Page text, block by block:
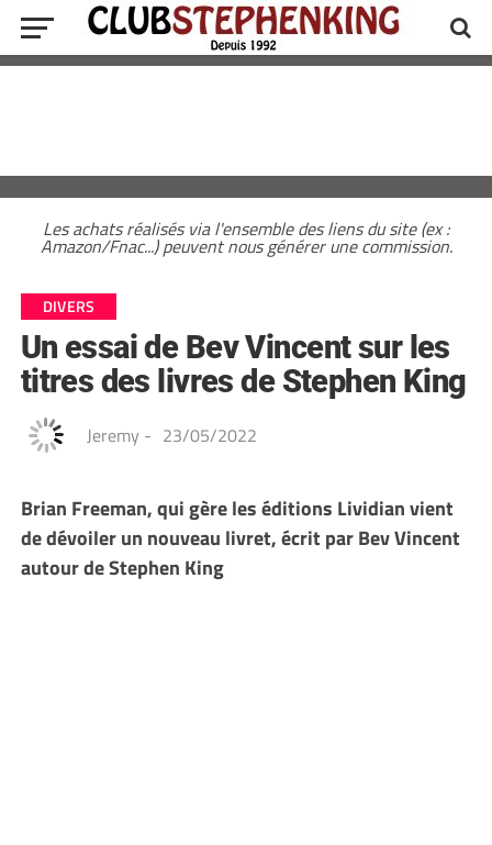
Les achats réalisés via l'ensemble des liens du site (ex :
Amazon/Fnac...) peuvent nous générer une commission.
DIVERS
Un essai de Bev Vincent sur les
titres des livres de Stephen King
Jeremy - 23/05/2022
Brian Freeman, qui gère les éditions Lividian vient
de dévoiler un nouveau livret, écrit par Bev Vincent
autour de Stephen King